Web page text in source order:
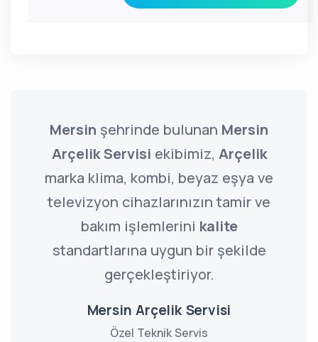
Mersin şehrinde bulunan Mersin
Arçelik Servisi ekibimiz, Arçelik
marka klima, kombi, beyaz eşya ve
televizyon cihazlarınızın tamir ve
bakım işlemlerini kalite
standartlarına uygun bir şekilde
gerçekleştiriyor.
Mersin Arçelik Servisi
Özel Teknik Servis